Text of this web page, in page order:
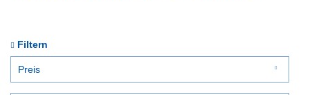
Filtern
Preis